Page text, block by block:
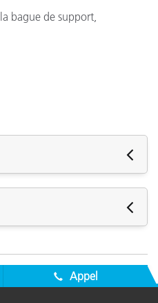
bague de support,
sont compatibles avec la
145-01) :
Appel